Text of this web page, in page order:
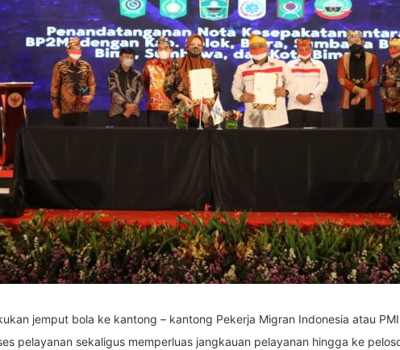
jemput bola ke kantong – kantong Pekerja Migran Indonesia atau
pelayanan sekaligus memperluas jangkauan pelayanan hingga ke